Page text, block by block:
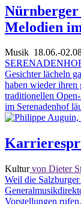
Melodien
Musik 18.06.-
Gesichter lächeln
haben wieder ihren
traditionellen
im Serenadenhof
Kulturvon Dieter
Weil die
Vorstellungen